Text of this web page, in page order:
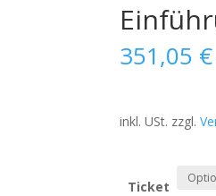
351,05 €
inkl. USt. zzgl.
Ticket